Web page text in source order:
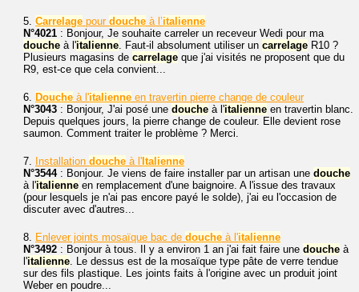
5. Carrelage pour douche à l’italienne
N°4021 : Bonjour, Je souhaite carreler un receveur Wedi pour ma
douche à l'italienne. Faut-il absolument utiliser un carrelage R10 ?
Plusieurs magasins de carrelage que j'ai visités ne proposent que du
R9, est-ce que cela convient...
6. Douche à l'italienne en travertin pierre change de couleur
N°3043 : Bonjour, J'ai posé une douche à l'italienne en travertin blanc.
Depuis quelques jours, la pierre change de couleur. Elle devient rose
saumon. Comment traiter le problème ? Merci.
7. Installation douche à l' Italienne
N°3544: Bonjour. Je viens de faire installer par un artisan une douche
à l'italienne en remplacement d'une baignoire. A l'issue des travaux
(pour lesquels je n'ai pas encore payé le solde), j'ai eu l'occasion de
discuter avec d'autres...
8. Enlever joints mosaïque bac de douche à l'italienne
N°3492 : Bonjour à tous. Il y a environ 1 an j'ai fait faire une douche à
l'italienne. Le dessus est de la mosaïque type pâte de verre tendue
sur des fils plastique. Les joints faits à l'origine avec un produit joint
Weber en poudre...